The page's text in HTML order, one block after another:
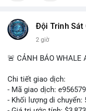
#vlikevn #titanbot
Đội Trinh Sát
2 giờ
🚨 CẢNH BÁO WHALE
Chi tiết giao dịch:
- Mã giao dịch:
- Khối lượng di chuyển: